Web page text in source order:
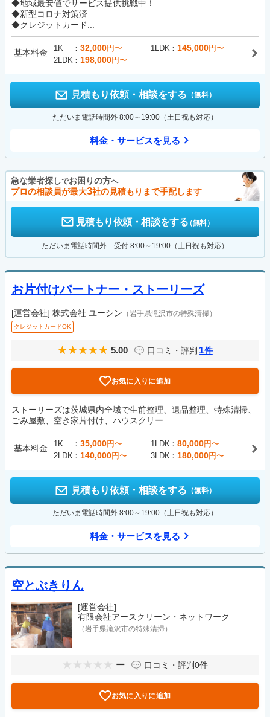
◆地域最安値でサービス提供挑戦中！
◆新型コロナ対策済
◆クレジットカード...
基本料金 1K 32,000円〜 1LDK 145,000円〜
2LDK
198,000円〜
見積もり依頼・相談をする （無料）
ただいま電話時間外 8:00～19:00（土日祝も対応）
料金・サービスを見る
急な業者探しでお困りの方へ
プロの相談員が最大3社の見積もりまで手配します
見積もり依頼・相談をする（無料）
ただいま電話時間外 受付 8:00～19:00（土日祝も対応）
お片付けパートナー・ストーリーズ
[運営会社] 株式会社 ユーシン （岩手県滝沢市の特殊清掃）
クレジットカードOK
5.00 口コミ・評判 1件
お気に入りに追加
ストーリーズは茨城県内全域で生前整理、遺品整理、特殊清掃、
ごみ屋敷、空き家片付け、ハウスクリー...
基本料金 1K 35,000円〜 1LDK 80,000円〜
2LDK
140,000円〜 3LDK 180,000円〜
見積もり依頼・相談をする （無料）
ただいま電話時間外 8:00～19:00（土日祝も対応）
料金・サービスを見る
空とぶきりん
[運営会社]
有限会社アースクリーン・ネットワーク
（岩手県滝沢市の特殊清掃）
ー 口コミ・評判0件
お気に入りに追加